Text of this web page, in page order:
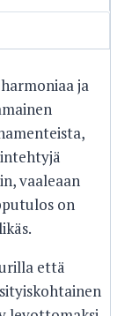
ja
vaaleaan
on
että